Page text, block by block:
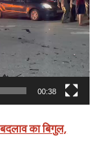
00:38
का बिगुल,